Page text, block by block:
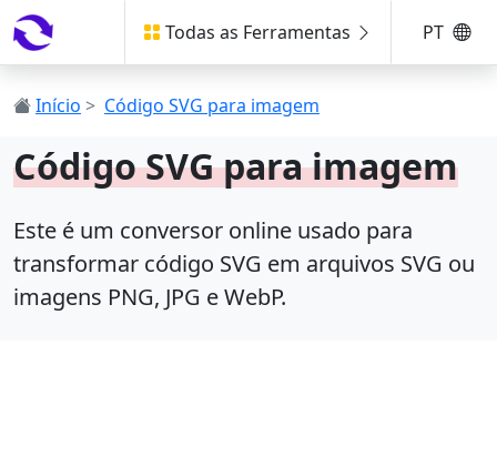
Todas as Ferramentas PT
Início > Código SVG para imagem
Código SVG para imagem
Este é um conversor online usado para
transformar código SVG em arquivos SVG ou
imagens PNG, JPG e WebP.